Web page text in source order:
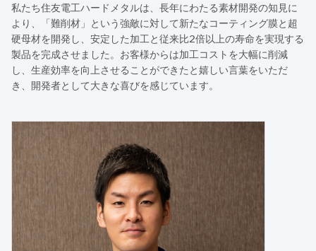
私たち住友電工ハードメタルは、長年にわたる素材開発の知見に
より、「難削材」という強敵に対して新たなコーティング膜と超
硬母材を開発し、安定した加工と従来比2倍以上の寿命を実現する
製品を完成させました。お客様からは加工コストを大幅に削減
し、生産効率を向上させることができたと嬉しい言葉をいただ
き、開発者として大きな喜びを感じています。